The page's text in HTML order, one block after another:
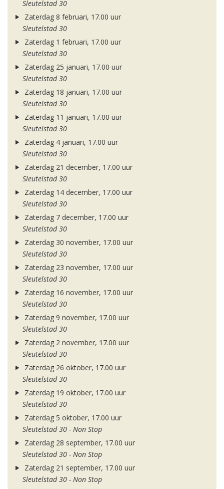
Sleutelstad 30
Zaterdag 8 februari, 17.00 uur
Sleutelstad 30
Zaterdag 1 februari, 17.00 uur
Sleutelstad 30
Zaterdag 25 januari, 17.00 uur
Sleutelstad 30
Zaterdag 18 januari, 17.00 uur
Sleutelstad 30
Zaterdag 11 januari, 17.00 uur
Sleutelstad 30
Zaterdag 4 januari, 17.00 uur
Sleutelstad 30
Zaterdag 21 december, 17.00 uur
Sleutelstad 30
Zaterdag 14 december, 17.00 uur
Sleutelstad 30
Zaterdag 7 december, 17.00 uur
Sleutelstad 30
Zaterdag 30 november, 17.00 uur
Sleutelstad 30
Zaterdag 23 november, 17.00 uur
Sleutelstad 30
Zaterdag 16 november, 17.00 uur
Sleutelstad 30
Zaterdag 9 november, 17.00 uur
Sleutelstad 30
Zaterdag 2 november, 17.00 uur
Sleutelstad 30
Zaterdag 26 oktober, 17.00 uur
Sleutelstad 30
Zaterdag 19 oktober, 17.00 uur
Sleutelstad 30
Zaterdag 5 oktober, 17.00 uur
Sleutelstad 30 - Non Stop
Zaterdag 28 september, 17.00 uur
Sleutelstad 30 - Non Stop
Zaterdag 21 september, 17.00 uur
Sleutelstad 30 - Non Stop